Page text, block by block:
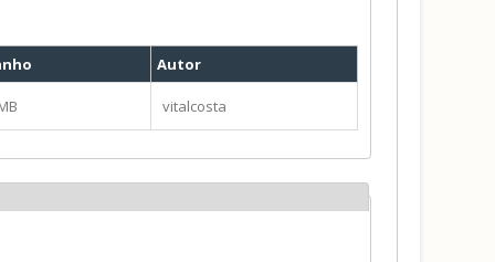
Autor
vitalcosta